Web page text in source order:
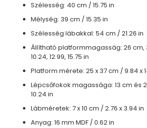
Szélesség: 40 cm / 15.75 in
Mélység: 39 cm / 15.35 in
Szélesség lábakkal: 54 cm / 21.26 in
Állítható platformmagasság: 26 cm,
10.24, 12.99, 15.75 in
Platform mérete: 25 x 37 cm / 9.84 x
Lépcsőfokok magassága: 13 cm és
10.24 in
Lábméretek: 7 x 10 cm / 2.76 x 3.94 in
Anyag: 16 mm MDF / 0.62 in